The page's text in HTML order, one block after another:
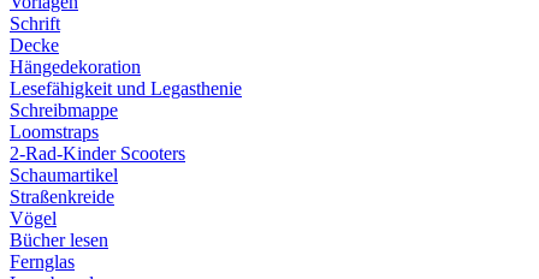
Schrift
Decke
Hängedekoration
Lesefähigkeit und Legasthenie
Schreibmappe
Loomstraps
2-Rad-Kinder Scooters
Schaumartikel
Straßenkreide
Vögel
Bücher lesen
Fernglas